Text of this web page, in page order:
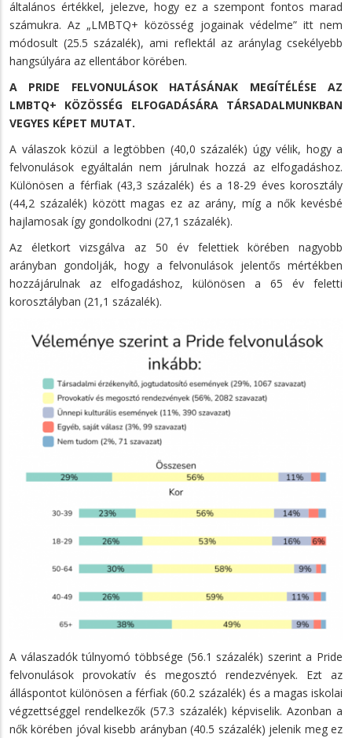
általános értékkel, jelezve, hogy ez a szempont fontos marad
számukra. Az „LMBTQ+ közösség jogainak védelme” itt nem
módosult (25.5 százalék), ami reflektál az aránylag csekélyebb
hangsúlyára az ellentábor körében.
A PRIDE FELVONULÁSOK HATÁSÁNAK MEGÍTÉLÉSE AZ
LMBTQ+ KÖZÖSSÉG ELFOGADÁSÁRA TÁRSADALMUNKBAN
VEGYES KÉPET MUTAT.
A válaszok közül a legtöbben (40,0 százalék) úgy vélik, hogy a
felvonulások egyáltalán nem járulnak hozzá az elfogadáshoz.
Különösen a férfiak (43,3 százalék) és a 18-29 éves korosztály
(44,2 százalék) között magas ez az arány, míg a nők kevésbé
hajlamosak így gondolkodni (27,1 százalék).
Az életkort vizsgálva az 50 év felettiek körében nagyobb
arányban gondolják, hogy a felvonulások jelentős mértékben
hozzájárulnak az elfogadáshoz, különösen a 65 év feletti
korosztályban (21,1 százalék).
A válaszadók túlnyomó többsége (56.1 százalék) szerint a Pride
felvonulások provokatív és megosztó rendezvények. Ezt az
álláspontot különösen a férfiak (60.2 százalék) és a magas iskolai
végzettséggel rendelkezők (57.3 százalék) képviselik. Azonban a
nők körében jóval kisebb arányban (40.5 százalék) jelenik meg ez